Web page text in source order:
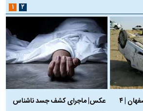
واژگونی مرگبار سمند در اصفهان | ۴
عکس| ماجرای کشف جسد ناشناس
۱ ۲